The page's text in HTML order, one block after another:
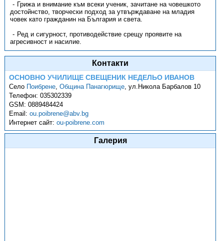
Грижа и внимание към всеки ученик, зачитане на човешкото
достойнство, творчески подход за утвърждаване на младия
човек като гражданин на България и света.
Ред и сигурност, противодействие срещу проявите на
агресивност и насилие.
Контакти
ОСНОВНО УЧИЛИЩЕ СВЕЩЕНИК НЕДЕЛЬО ИВАНОВ
Село Поибрене,Община Панагюрище,ул.Никола Барбалов 10
Телефон:035302339
GSM:0889484424
Email:ou.poibrene@abv.bg
Интернет сайт:ou-poibrene.com
Галерия